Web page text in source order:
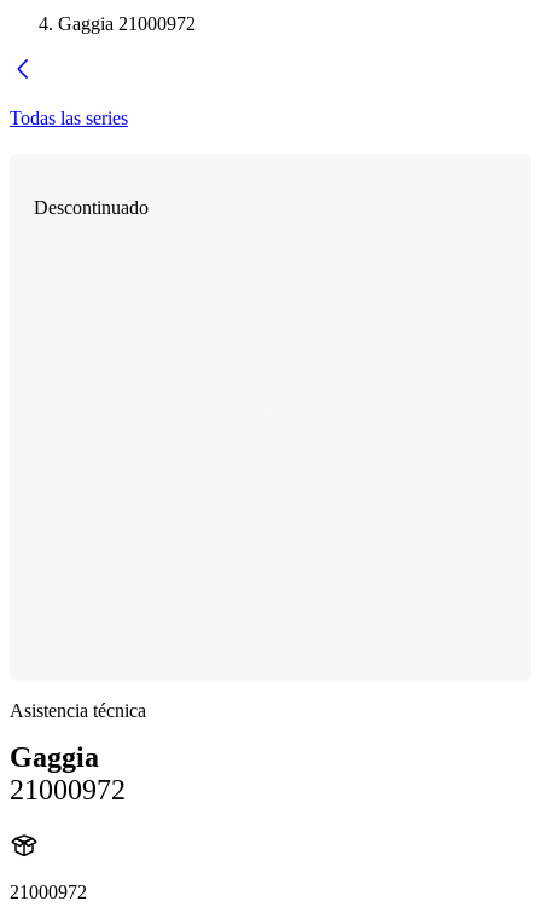
Gaggia 21000972
Todas las series
Descontinuado
Asistencia técnica
Gaggia
21000972
21000972